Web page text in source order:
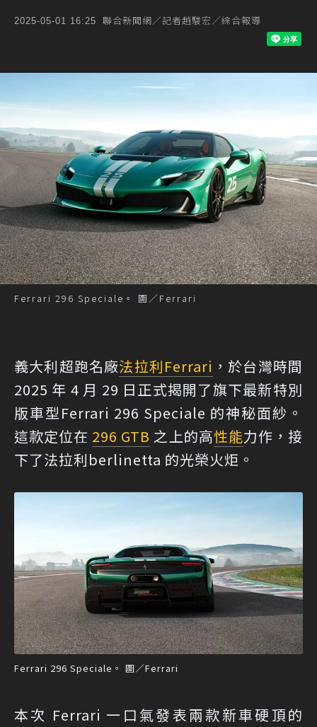
2025-05-01 16:25 聯合新聞網／記者趙駿宏／綜合報導
Ferrari 296 Speciale。 圖／Ferrari
義大利超跑名廠法拉利Ferrari ，於台灣時間
2025 年 4 月 29 日正式揭開了旗下最新特別
版車型Ferrari 296 Speciale 的神秘面紗。
這款定位在 296 GTB 之上的高性能力作，接
下了法拉利berlinetta 的光榮火炬。
Ferrari 296 Speciale。 圖／Ferrari
本次 Ferrari 一口氣發表兩款新車硬頂的